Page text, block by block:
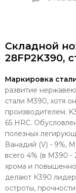
Складной
28FP2K390,
Маркировка
развитие
стали M390, хотя
производителем.
65 HRC.
полезных
Ванадий (V) - 9%,
всего 4% (в M390 -
хрома и
делают К390
остроты,